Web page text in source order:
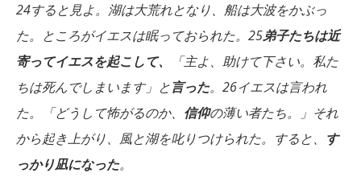
24すると見よ。湖は大荒れとなり、船は大波をかぶっ
た。ところがイエスは眠っておられた。25弟子たちは近
寄ってイエスを起こして、
「主よ、助けて下さい。私た
ちは死んでしまいます」と言った。26イエスは言われ
た。「どうして怖がるのか、 信仰の薄い者たち。」それ
から起き上がり、風と湖を叱りつけられた。すると、 す
っかり凪になった。